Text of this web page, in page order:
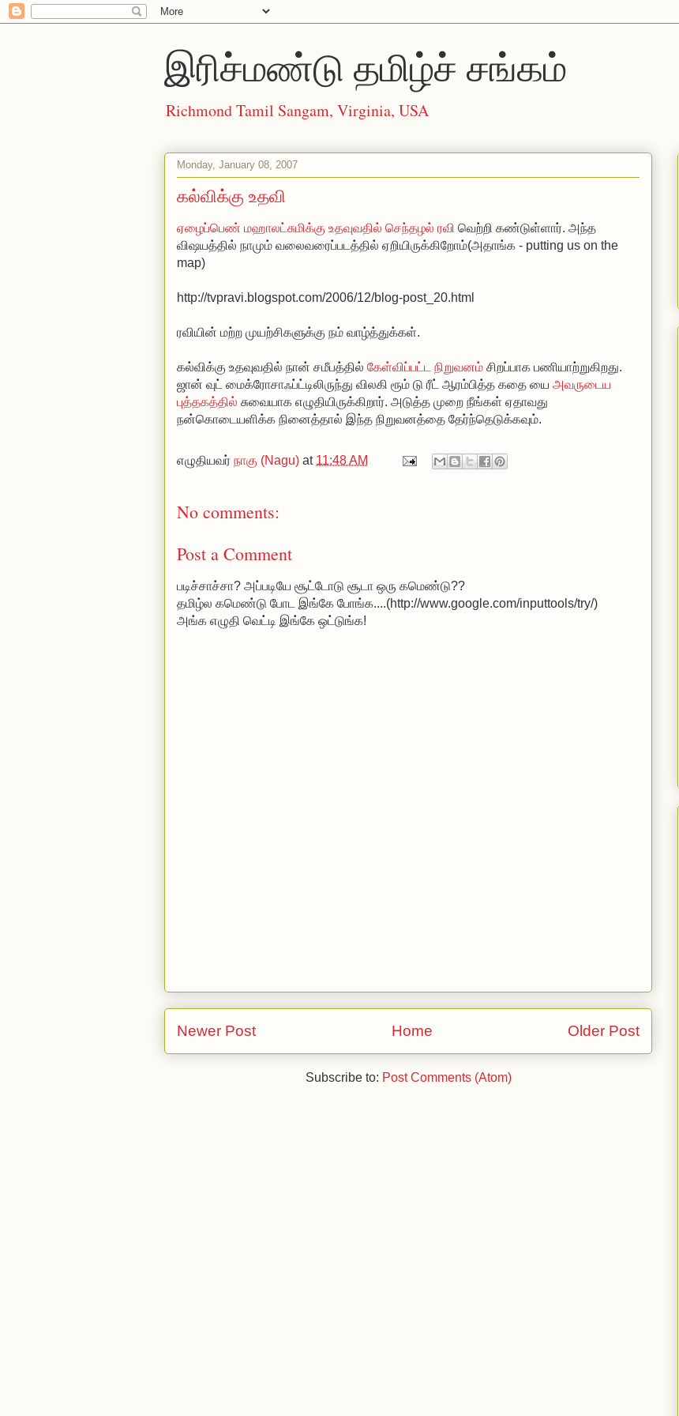
இரிச்மண்டு தமிழ்ச் சங்கம்
Richmond Tamil Sangam, Virginia, USA
Monday, January 08, 2007
கல்விக்கு உதவி
ஏழைப்பெண் மஹாலட்சுமிக்கு உதவுவதில் செந்தழல் ரவி வெற்றி கண்டுள்ளார். அந்த
விஷயத்தில் நாமும் வலைவரைப்படத்தில் ஏறியிருக்கிறோம்(அதாங்க - putting us on the
map)
http://tvpravi.blogspot.com/2006/12/blog-post_20.html
ரவியின் மற்ற முயற்சிகளுக்கு நம் வாழ்த்துக்கள்.
கல்விக்கு உதவுவதில் நான் சமீபத்தில் கேள்விப்பட்ட நிறுவனம் சிறப்பாக பணியாற்றுகிறது.
ஜான் வுட் மைக்ரோசாஃப்ட்டிலிருந்து விலகி ரூம் டு ரீட் ஆரம்பித்த கதை யை அவருடைய
புத்தகத்தில் சுவையாக எழுதியிருக்கிறார். அடுத்த முறை நீங்கள் ஏதாவது
நன்கொடையளிக்க நினைத்தால் இந்த நிறுவனத்தை தேர்ந்தெடுக்கவும்.
எழுதியவர் நாகு (Nagu) at 11:48 AM
No comments:
Post a Comment
படிச்சாச்சா? அப்படியே சூட்டோடு சூடா ஒரு கமெண்டு??
தமிழ்ல கமெண்டு போட இங்கே போங்க....(http://www.google.com/inputtools/try/)
அங்க எழுதி வெட்டி இங்கே ஒட்டுங்க!
Newer Post Older Post
Home
Subscribe to: Post Comments (Atom)